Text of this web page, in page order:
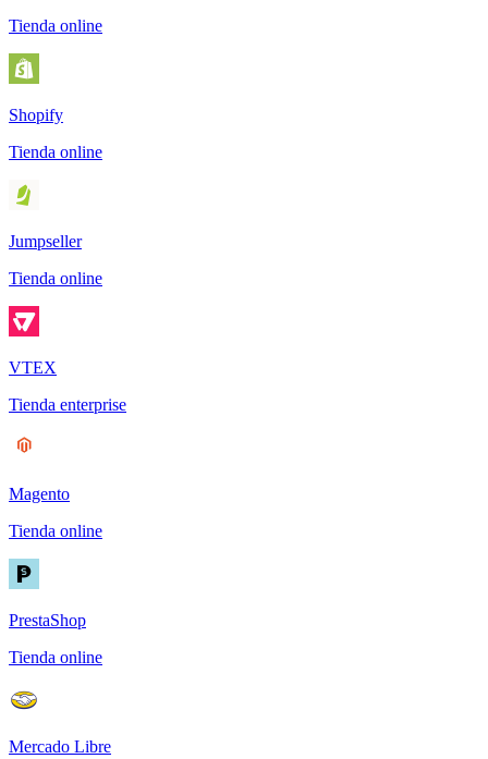
Tienda online
Shopify
Tienda online
Jumpseller
Tienda online
VTEX
Tienda enterprise
Magento
Tienda online
PrestaShop
Tienda online
Mercado Libre